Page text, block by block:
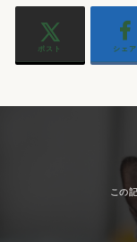
ポスト シェア